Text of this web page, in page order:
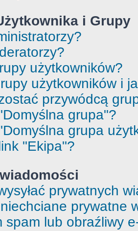
i Grupy
użytkowników?
użytkowników i
przywódcą
grupa"?
grupa
"Ekipa"?
prywatnych
prywatne
spam lub obraźliwy